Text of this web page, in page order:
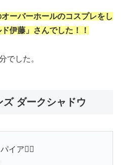
ーバーホールのコスプレをし
伊藤」さんでした！！
でした。
ダークシャドウ
イア🧛‍♂️